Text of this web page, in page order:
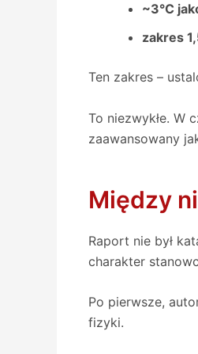
~3°C
zakres
Ten zakres –
To niezwykłe. W
zaawansowany
Między
Raport nie był
charakter
Po pierwsze,
fizyki.